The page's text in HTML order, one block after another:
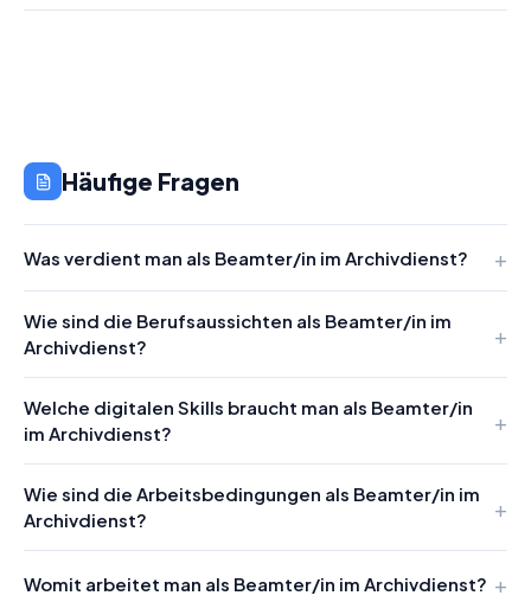
Häufige Fragen
Was verdient man als Beamter/in im Archivdienst?
Wie sind die Berufsaussichten als Beamter/in im
Archivdienst?
Welche digitalen Skills braucht man als Beamter/in
im Archivdienst?
Wie sind die Arbeitsbedingungen als Beamter/in im
Archivdienst?
Womit arbeitet man als Beamter/in im Archivdienst?